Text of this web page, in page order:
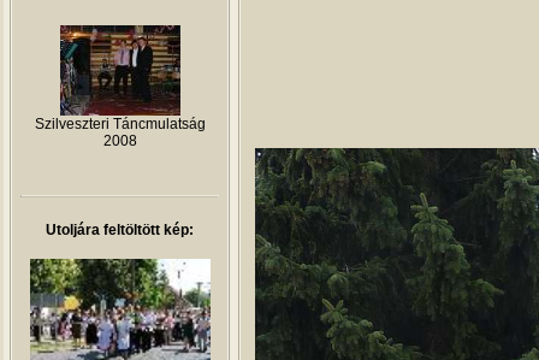
Szilveszteri Táncmulatság
2008
Utoljára feltöltött kép: